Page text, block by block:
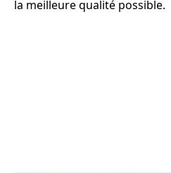
la meilleure qualité possible.